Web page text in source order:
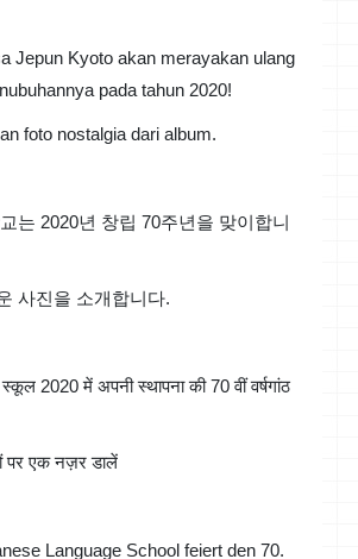
Jepun Kyoto akan merayakan ulang
pada tahun 2020!
foto nostalgia dari album.
는 2020년 창립 70주년을 맞이합니
사진을 소개합니다.
स्कूल 2020 में अपनी स्थापना की 70 वीं वर्षगांठ
पर एक नज़र डालें
Language School feiert den 70.